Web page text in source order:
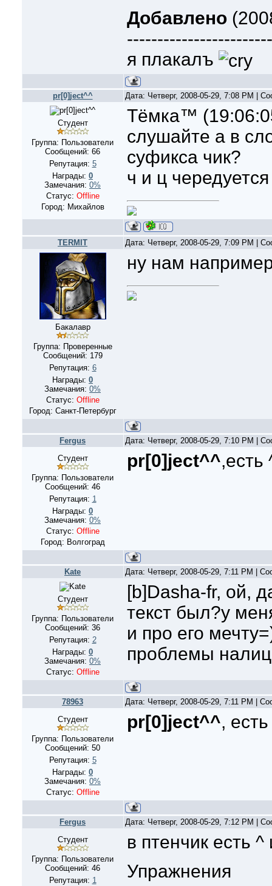
Добавлено
я плакалъ
pr[0]ject^^ Дата: Четверг, 2008-05-29, 7:08 PM |
Студент
Группа: Пользователи
Сообщений: 66
Репутация: 5
Награды: 0
Замечания: 0%
Статус: Offline
Город: Михайлов
Тёмка™
слушайте а в
суфикса чик?
ч и ц
TERMIT Дата: Четверг, 2008-05-29, 7:09 PM |
Бакалавр
Группа: Проверенные
Сообщений: 179
Репутация: 6
Награды: 0
Замечания: 0%
Статус: Offline
Город: Санкт-Петербург
ну нам
Fergus
Дата: Четверг, 2008-05-29, 7:10 PM |
Студент
Группа: Пользователи
Сообщений: 46
Репутация: 1
Награды: 0
Замечания: 0%
Статус: Offline
Город: Волгоград
pr[0]ject^^,есть
Kate Дата: Четверг, 2008-05-29, 7:11 PM |
Студент
Группа: Пользователи
Сообщений: 36
Репутация: 2
Награды: 0
Замечания: 0%
Статус: Offline
[b]Dasha-fr, ой,
текст был?у
и про его
проблемы
78963
Дата: Четверг, 2008-05-29, 7:11 PM |
Студент
Группа: Пользователи
Сообщений: 50
Репутация: 5
Награды: 0
Замечания: 0%
Статус: Offline
pr[0]ject^^, есть
Fergus
Дата: Четверг, 2008-05-29, 7:12 PM |
Студент
Группа: Пользователи
Сообщений: 46
Репутация: 1
в птенчик есть ^
Упражнения